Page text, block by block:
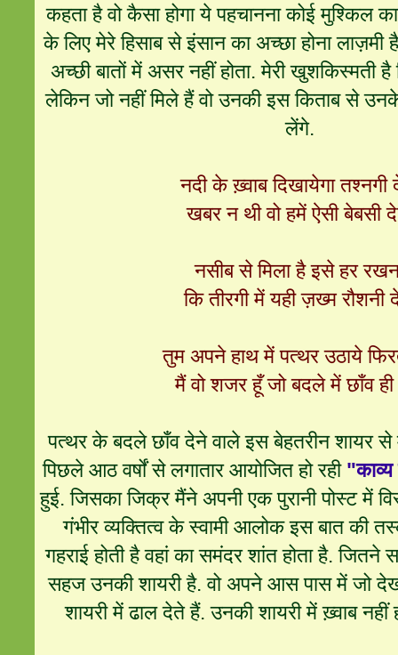
कहता है वो कैसा होगा ये पहचानना कोई मुश्किल
के लिए मेरे हिसाब से इंसान का अच्छा होना लाज़मी है.
अच्छी बातों में असर नहीं होता. मेरी खुशकिस्मती
लेकिन जो नहीं मिले हैं वो उनकी इस किताब से
लेंगे.
नदी के ख़्वाब दिखायेगा तश्नगी
खबर न थी वो हमें ऐसी बेबसी
नसीब से मिला है इसे हर
कि तीरगी में यही ज़ख्म रौशनी
तुम अपने हाथ में पत्थर उठाये
मैं वो शजर हूँ जो बदले में छाँव ही
पत्थर के बदले छाँव देने वाले इस बेहतरीन शायर से
पिछले आठ वर्षों से लगातार आयोजित हो रही
हुई. जिसका जिक्र मैंने अपनी एक पुरानी पोस्ट में
गंभीर व्यक्तित्व के स्वामी आलोक इस बात की
गहराई होती है वहां का समंदर शांत होता है.
सहज उनकी शायरी है. वो अपने आस पास में जो
शायरी में ढाल देते हैं. उनकी शायरी में ख़्वाब